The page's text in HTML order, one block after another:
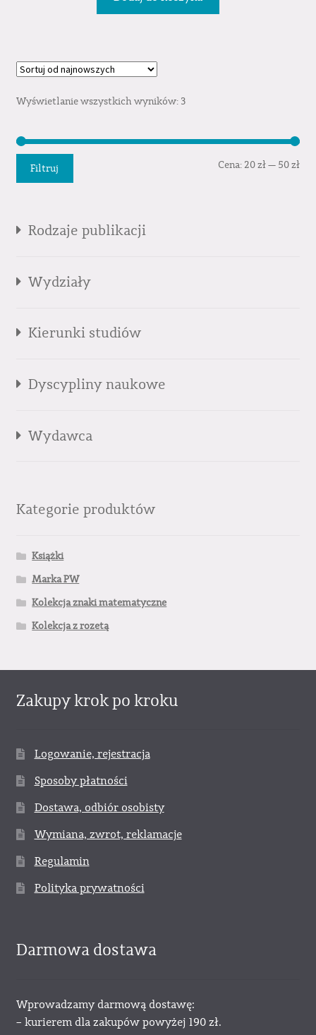
Wyświetlanie wszystkich wyników: 3
Filtruj Cena:20 zł— 50 zł
Rodzaje publikacji
Wydziały
Kierunki studiów
Dyscypliny naukowe
Wydawca
Kategorie produktów
Książki
Marka PW
Kolekcja znaki matematyczne
Kolekcja z rozetą
Zakupy krok po kroku
Logowanie, rejestracja
Sposoby płatności
Dostawa, odbiór osobisty
Wymiana, zwrot, reklamacje
Regulamin
Polityka prywatności
Darmowa dostawa
Wprowadzamy darmową dostawę:
– kurierem dla zakupów powyżej 190 zł.